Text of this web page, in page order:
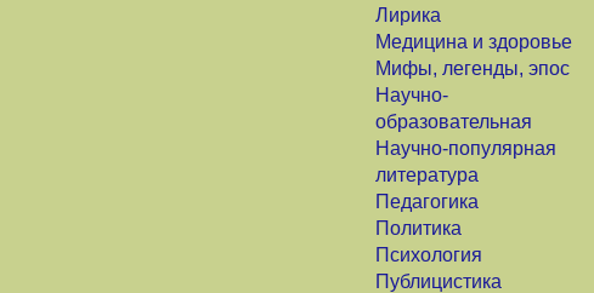
Лирика
Медицина и здоровье
Мифы, легенды, эпос
Научно-
образовательная
Научно-популярная
литература
Педагогика
Политика
Психология
Публицистика